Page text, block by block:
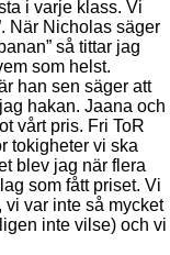
i varje klass. Vi
När Nicholas säger
så tittar jag
som helst.
han sen säger att
hakan. Jaana och
vårt pris. Fri ToR
tokigheter vi ska
blev jag när flera
som fått priset. Vi
var inte så mycket
inte vilse) och vi